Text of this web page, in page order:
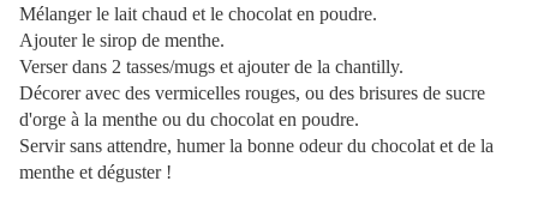
Mélanger le lait chaud et le chocolat en poudre.
Ajouter le sirop de menthe.
Verser dans 2 tasses/mugs et ajouter de la chantilly.
Décorer avec des vermicelles rouges, ou des brisures de sucre
d'orge à la menthe ou du chocolat en poudre.
Servir sans attendre, humer la bonne odeur du chocolat et de la
menthe et déguster !